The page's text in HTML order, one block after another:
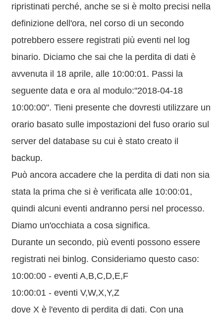
ripristinati perché, anche se si è molto precisi nella
definizione dell'ora, nel corso di un secondo
potrebbero essere registrati più eventi nel log
binario. Diciamo che sai che la perdita di dati è
avvenuta il 18 aprile, alle 10:00:01. Passi la
seguente data e ora al modulo:"2018-04-18
10:00:00". Tieni presente che dovresti utilizzare un
orario basato sulle impostazioni del fuso orario sul
server del database su cui è stato creato il
backup.
Può ancora accadere che la perdita di dati non sia
stata la prima che si è verificata alle 10:00:01,
quindi alcuni eventi andranno persi nel processo.
Diamo un'occhiata a cosa significa.
Durante un secondo, più eventi possono essere
registrati nei binlog. Consideriamo questo caso:
10:00:00 - eventi A,B,C,D,E,F
10:00:01 - eventi V,W,X,Y,Z
dove X è l'evento di perdita di dati. Con una